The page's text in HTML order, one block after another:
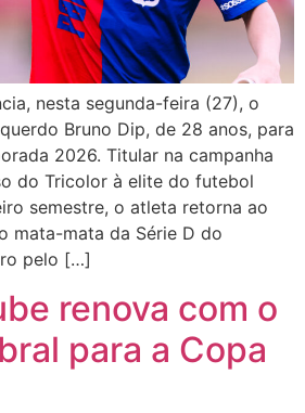
nesta segunda-feira (27), o
Bruno Dip, de 28 anos, para
2026. Titular na campanha
do Tricolor à elite do futebol
semestre, o atleta retorna ao
mata-mata da Série D do
pelo […]
renova com o
para a Copa